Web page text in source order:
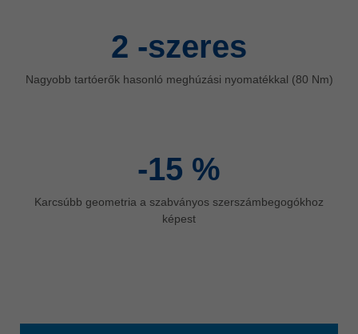
2 -szeres
Nagyobb tartóerők hasonló meghúzási nyomatékkal (80 Nm)
-15 %
Karcsúbb geometria a szabványos szerszámbegogókhoz
képest